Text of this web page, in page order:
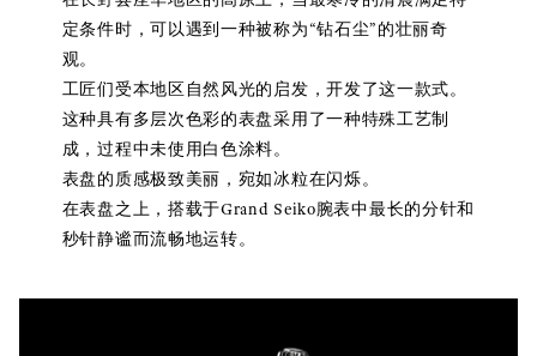
定条件时，可以遇到一种被称为“钻石尘”的壮丽奇
观。
工匠们受本地区自然风光的启发，开发了这一款式。
这种具有多层次色彩的表盘采用了一种特殊工艺制
成，过程中未使用白色涂料。
表盘的质感极致美丽，宛如冰粒在闪烁。
在表盘之上，搭载于Grand Seiko腕表中最长的分针和
秒针静谧而流畅地运转。